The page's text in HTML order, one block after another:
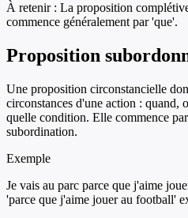
À retenir : La proposition
commence généralement par 'que'.
Proposition
Une proposition circonstancielle
circonstances d'une action : quand,
quelle condition. Elle commence
subordination.
Exemple
Je vais au parc parce que j'aime
'parce que j'aime jouer au football'